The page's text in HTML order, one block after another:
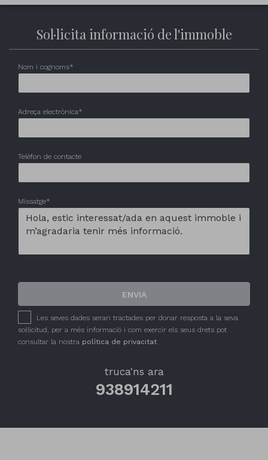
Sol·licita informació de l'immoble
Nom i cognoms*
Adreça electrònica*
Telèfon de contacte
Missatge*
ENVIA
Les seves dades seran tractades per donar resposta a la seva
sol·licitud, per a més informació i com exercir els seus drets pot
consultar la nostra política de privacitat
truca'ns ara
938914211